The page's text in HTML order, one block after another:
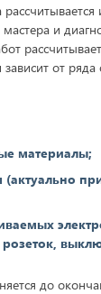
и
от
материалы;
до